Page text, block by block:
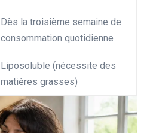
Dès la troisième semaine de
consommation quotidienne
Liposoluble (nécessite des
matières grasses)